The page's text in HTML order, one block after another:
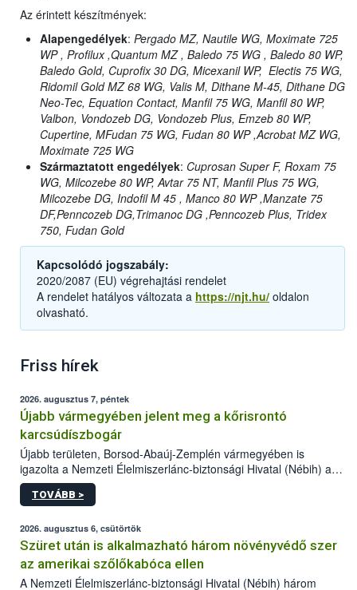
Az érintett készítmények:
Alapengedélyek: Pergado MZ, Nautile WG, Moximate 725
WP , Profilux ,Quantum MZ , Baledo 75 WG , Baledo 80 WP,
Baledo Gold, Cuprofix 30 DG, Micexanil WP, Electis 75 WG,
Ridomil Gold MZ 68 WG, Valis M, Dithane M-45, Dithane DG
Neo-Tec, Equation Contact, Manfil 75 WG, Manfil 80 WP,
Valbon, Vondozeb DG, Vondozeb Plus, Emzeb 80 WP,
Cupertine, MFudan 75 WG, Fudan 80 WP ,Acrobat MZ WG,
Moximate 725 WG
Származtatott engedélyek: Cuprosan Super F, Roxam 75
WG, Milcozebe 80 WP, Avtar 75 NT, Manfil Plus 75 WG,
Milcozebe DG, Indofil M 45 , Manco 80 WP ,Manzate 75
DF,Penncozeb DG,Trimanoc DG ,Penncozeb Plus, Tridex
750, Fudan Gold
Kapcsolódó jogszabály:
2020/2087 (EU) végrehajtási rendelet
A rendelet hatályos változata a https://njt.hu/ oldalon
olvasható.
Friss hírek
2026. augusztus 7, péntek
Újabb vármegyében jelent meg a kőrisrontó
karcsúdíszbogár
Újabb területen, Borsod-Abaúj-Zemplén vármegyében is
igazolta a Nemzeti Élelmiszerlánc-biztonsági Hivatal (Nébih) a
kőrisrontó karcsúdíszbogár (Agrilus planipennis) jelenlétét. A
kártevőt nem csak színcsapdában találták meg, de már fertőzött
az intenzív felderítést, emellett az intézkedéseket a szlovák
hatósággal is összehangolják a terjedés megállítása érdekében.
TOVÁBB >
2026. augusztus 6, csütörtök
Szüret után is alkalmazható három növényvédő szer
az amerikai szőlőkabóca ellen
A Nemzeti Élelmiszerlánc-biztonsági Hivatal (Nébih) három